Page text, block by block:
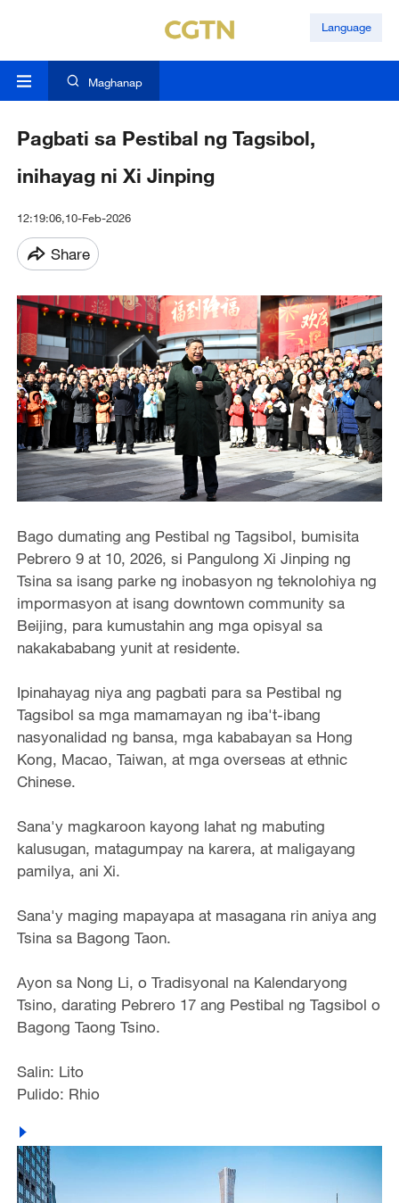
Language
Maghanap
Pagbati sa Pestibal ng Tagsibol,
inihayag ni Xi Jinping
12:19:06,10-Feb-2026
Share
Bago dumating ang Pestibal ng Tagsibol, bumisita
Pebrero 9 at 10, 2026, si Pangulong Xi Jinping ng
Tsina sa isang parke ng inobasyon ng teknolohiya ng
impormasyon at isang downtown community sa
Beijing, para kumustahin ang mga opisyal sa
nakakababang yunit at residente.
Ipinahayag niya ang pagbati para sa Pestibal ng
Tagsibol sa mga mamamayan ng iba't-ibang
nasyonalidad ng bansa, mga kababayan sa Hong
Kong, Macao, Taiwan, at mga overseas at ethnic
Chinese.
Sana'y magkaroon kayong lahat ng mabuting
kalusugan, matagumpay na karera, at maligayang
pamilya, ani Xi.
Sana'y maging mapayapa at masagana rin aniya ang
Tsina sa Bagong Taon.
Ayon sa Nong Li, o Tradisyonal na Kalendaryong
Tsino, darating Pebrero 17 ang Pestibal ng Tagsibol o
Bagong Taong Tsino.
Salin: Lito
Pulido: Rhio